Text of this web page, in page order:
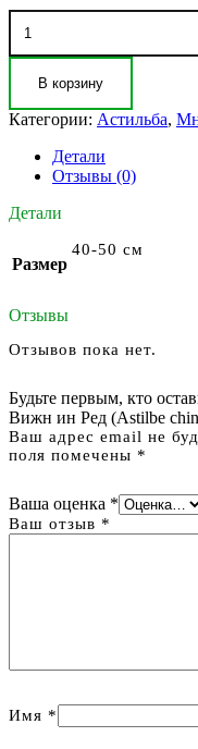
Количество
товара
Астильба
китайская
ин
(Astilbe
chinensis
in
В корзину
Категории: Астильба,
Детали
Отзывы (0)
Детали
Размер
40-50 см
Отзывы
Отзывов пока нет.
Будьте первым, кто
Вижн ин Ред (Astilbe
Ваш адрес email не
поля помечены *
Ваша оценка *
Ваш отзыв *
Имя *